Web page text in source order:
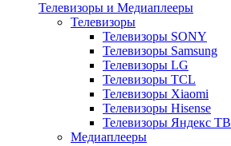
Телевизоры и Медиаплееры
Телевизоры
Телевизоры SONY
Телевизоры Samsung
Телевизоры LG
Телевизоры TCL
Телевизоры Xiaomi
Телевизоры Hisense
Телевизоры Яндекс ТВ
Медиаплееры